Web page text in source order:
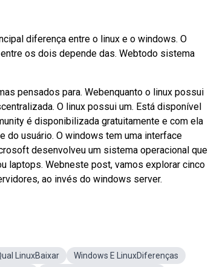
diferença entre o linux e o windows. O
os dois depende das. Webtodo sistema
pensados para. Webenquanto o linux possui
O linux possui um. Está disponível
é disponibilizada gratuitamente e com ela
do usuário. O windows tem uma interface
desenvolveu um sistema operacional que
laptops. Webneste post, vamos explorar cinco
ao invés do windows server.
LinuxBaixar
Windows E LinuxDiferenças